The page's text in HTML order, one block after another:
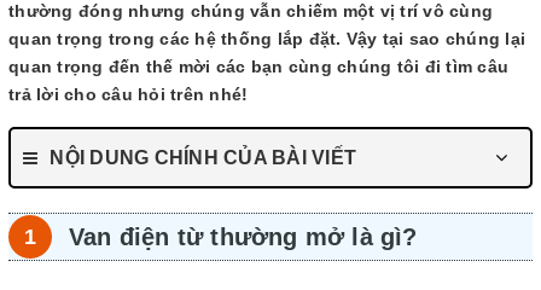
thường đóng nhưng chúng vẫn chiếm một vị trí vô cùng
quan trọng trong các hệ thống lắp đặt. Vậy tại sao chúng lại
quan trọng đến thế mời các bạn cùng chúng tôi đi tìm câu
trả lời cho câu hỏi trên nhé!
NỘI DUNG CHÍNH CỦA BÀI VIẾT
Van điện từ thường mở là gì?